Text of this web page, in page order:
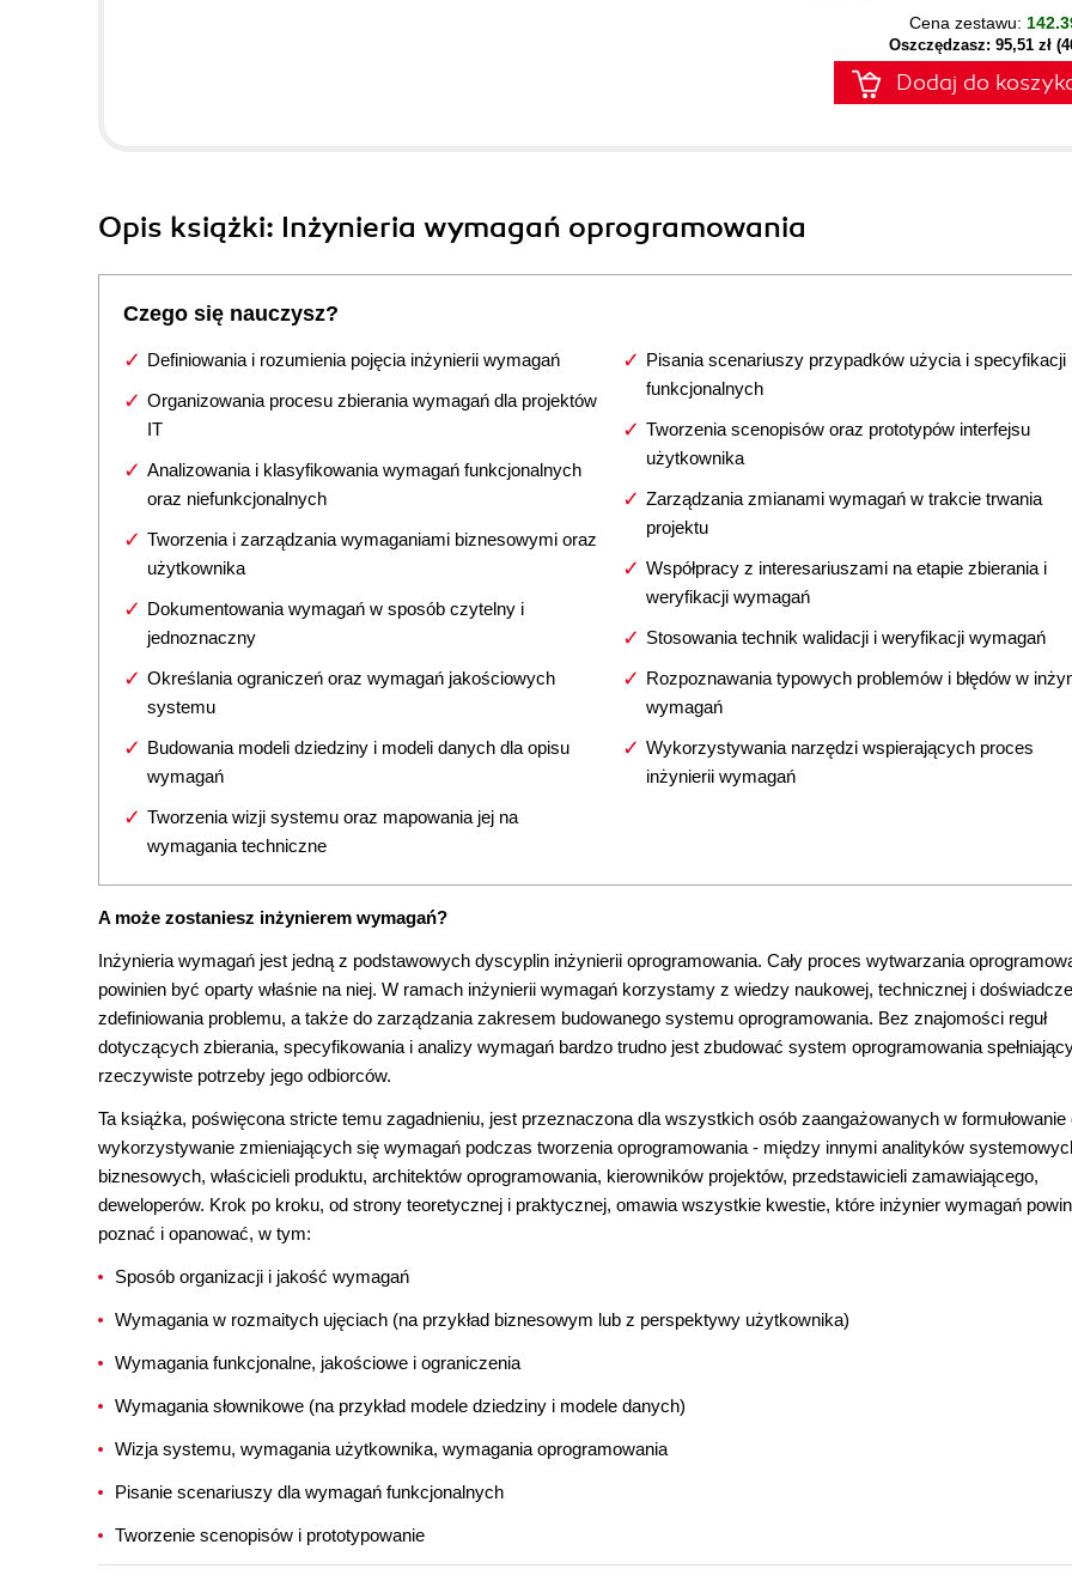
Cena zestawu:
Oszczędzasz: 95,51 zł
Dodaj do
Opis książki: Inżynieria wymagań oprogramowania
Czego się nauczysz?
Definiowania i rozumienia pojęcia inżynierii wymagań
Organizowania procesu zbierania wymagań dla projektów
IT
Analizowania i klasyfikowania wymagań funkcjonalnych
oraz niefunkcjonalnych
Tworzenia i zarządzania wymaganiami biznesowymi oraz
użytkownika
Dokumentowania wymagań w sposób czytelny i
jednoznaczny
Określania ograniczeń oraz wymagań jakościowych
systemu
Budowania modeli dziedziny i modeli danych dla opisu
wymagań
Tworzenia wizji systemu oraz mapowania jej na
wymagania techniczne
Pisania scenariuszy przypadków użycia i specyfikacji
funkcjonalnych
Tworzenia scenopisów oraz prototypów interfejsu
użytkownika
Zarządzania zmianami wymagań w trakcie trwania
projektu
Współpracy z interesariuszami na etapie zbierania i
weryfikacji wymagań
Stosowania technik walidacji i weryfikacji wymagań
Rozpoznawania typowych problemów i błędów w
wymagań
Wykorzystywania narzędzi wspierających proces
inżynierii wymagań
A może zostaniesz inżynierem wymagań?
Inżynieria wymagań jest jedną z podstawowych dyscyplin inżynierii oprogramowania. Cały proces wytwarzania
powinien być oparty właśnie na niej. W ramach inżynierii wymagań korzystamy z wiedzy naukowej, technicznej i
zdefiniowania problemu, a także do zarządzania zakresem budowanego systemu oprogramowania. Bez znajomości reguł
dotyczących zbierania, specyfikowania i analizy wymagań bardzo trudno jest zbudować system oprogramowania
rzeczywiste potrzeby jego odbiorców.
Ta książka, poświęcona stricte temu zagadnieniu, jest przeznaczona dla wszystkich osób zaangażowanych w formułowanie
wykorzystywanie zmieniających się wymagań podczas tworzenia oprogramowania - między innymi analityków
biznesowych, właścicieli produktu, architektów oprogramowania, kierowników projektów, przedstawicieli zamawiającego,
deweloperów. Krok po kroku, od strony teoretycznej i praktycznej, omawia wszystkie kwestie, które inżynier wymagań
poznać i opanować, w tym:
Sposób organizacji i jakość wymagań
Wymagania w rozmaitych ujęciach (na przykład biznesowym lub z perspektywy użytkownika)
Wymagania funkcjonalne, jakościowe i ograniczenia
Wymagania słownikowe (na przykład modele dziedziny i modele danych)
Wizja systemu, wymagania użytkownika, wymagania oprogramowania
Pisanie scenariuszy dla wymagań funkcjonalnych
Tworzenie scenopisów i prototypowanie